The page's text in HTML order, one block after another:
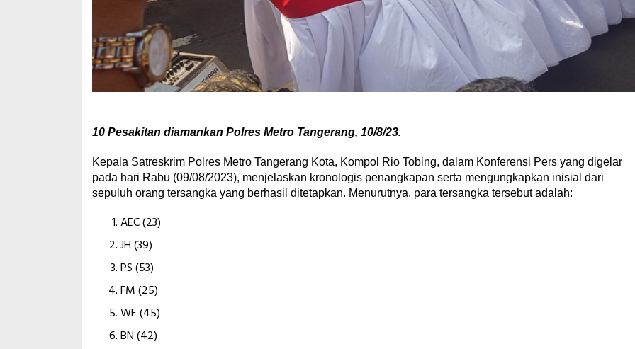
10 Pesakitan diamankan Polres Metro Tangerang, 10/8/23.
Kepala Satreskrim Polres Metro Tangerang Kota, Kompol Rio Tobing, dalam Konferensi Pers yang digelar
pada hari Rabu (09/08/2023), menjelaskan kronologis penangkapan serta mengungkapkan inisial dari
sepuluh orang tersangka yang berhasil ditetapkan. Menurutnya, para tersangka tersebut adalah:
AEC (23)
JH (39)
PS (53)
FM (25)
WE (45)
BN (42)